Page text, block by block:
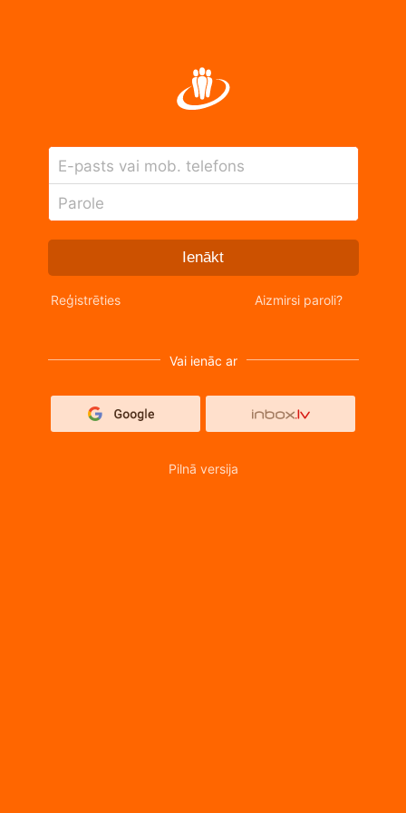
E-pasts vai mob. telefons
Parole
Ienākt
Reģistrēties Aizmirsi paroli?
Vai ienāc ar
Pilnā versija